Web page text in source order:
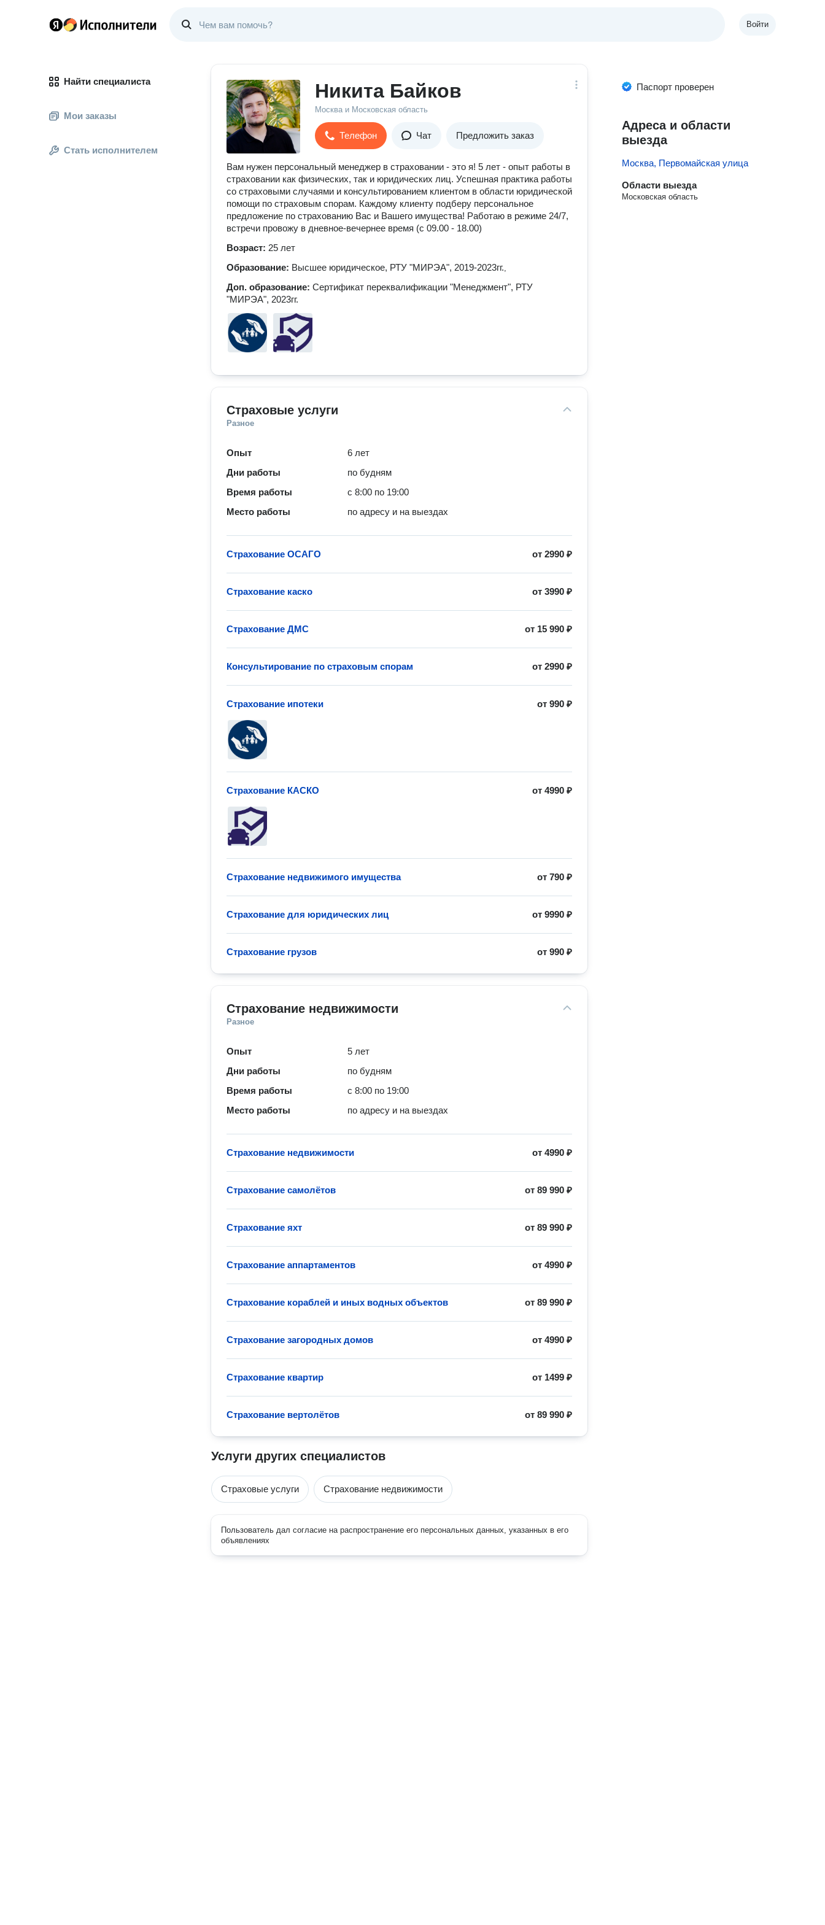
Войти
Найти специалиста
Мои заказы
Стать исполнителем
Никита Байков
Москва и Московская область
Телефон Чат Предложить заказ
Вам нужен персональный менеджер в страховании - это я! 5 лет - опыт работы в
страховании как физических, так и юридических лиц. Успешная практика работы
со страховыми случаями и консультированием клиентом в области юридической
помощи по страховым спорам. Каждому клиенту подберу персональное
предложение по страхованию Вас и Вашего имущества! Работаю в режиме 24/7,
встречи провожу в дневное-вечернее время (с 09.00 - 18.00)
Возраст: 25 лет
Образование: Высшее юридическое, РТУ "МИРЭА", 2019-2023гг.,
Доп. образование: Сертификат переквалификации "Менеджмент", РТУ
"МИРЭА", 2023гг.
Страховые услуги
Разное
Опыт
6 лет
Дни работы
по будням
Время работы
с 8:00 по 19:00
Место работы
по адресу и на выездах
от2990 ₽
Страхование ОСАГО
от3990 ₽
Страхование каско
от 15 990 ₽
Страхование ДМС
от2990 ₽
Консультирование по страховым спорам
от990 ₽
Страхование ипотеки
от4990 ₽
Страхование КАСКО
от790 ₽
Страхование недвижимого имущества
от9990 ₽
Страхование для юридических лиц
от990 ₽
Страхование грузов
Страхование недвижимости
Разное
Опыт
5 лет
Дни работы
по будням
Время работы
с 8:00 по 19:00
Место работы
по адресу и на выездах
от4990 ₽
Страхование недвижимости
от89 990 ₽
Страхование самолётов
от89 990 ₽
Страхование яхт
от4990 ₽
Страхование аппартаментов
от89 990 ₽
Страхование кораблей и иных водных объектов
от4990 ₽
Страхование загородных домов
от 1499 ₽
Страхование квартир
от89 990 ₽
Страхование вертолётов
Услуги других специалистов
Страховые услуги Страхование недвижимости
Пользователь дал согласие на распространение его персональных данных, указанных в его
объявлениях
Паспорт проверен
Адреса и области
выезда
Москва, Первомайская улица
Области выезда
Московская область